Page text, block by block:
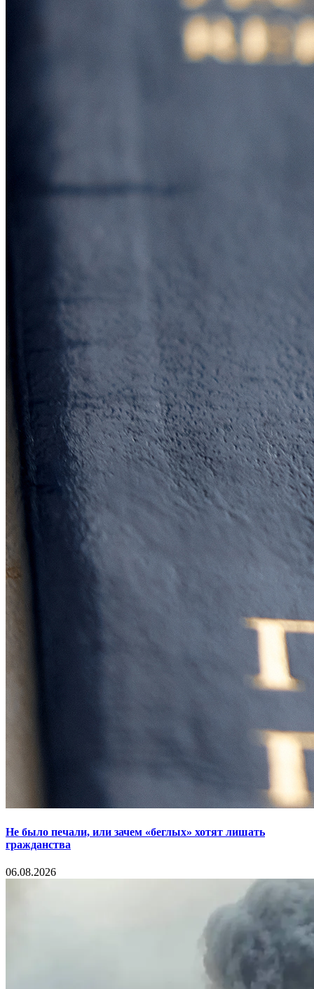
Не было печали, или зачем «беглых» хотят лишать
гражданства
06.08.2026